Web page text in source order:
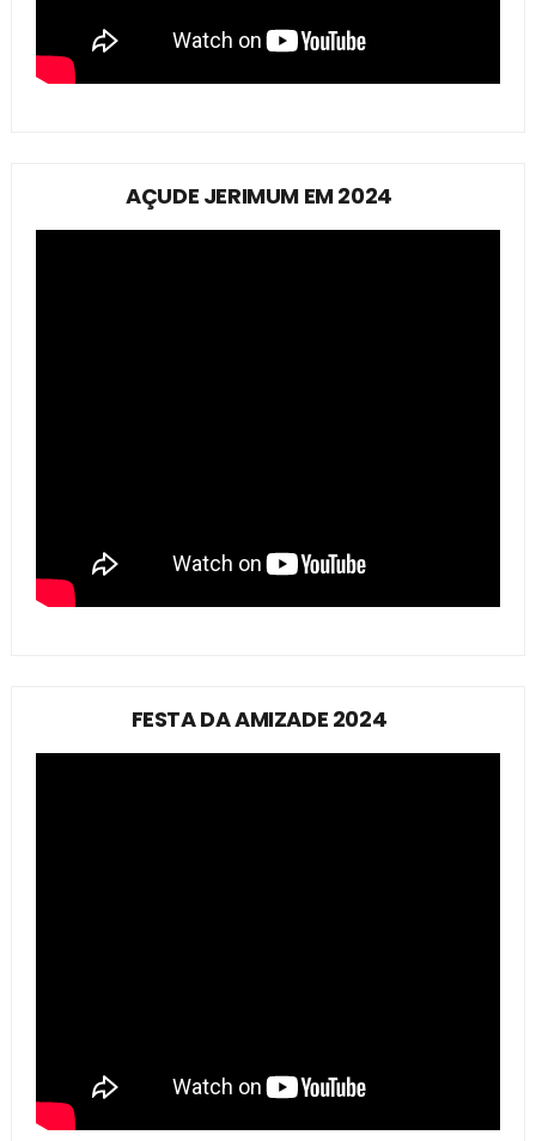
AÇUDE JERIMUM EM 2024
FESTA DA AMIZADE 2024